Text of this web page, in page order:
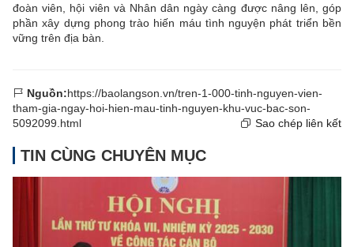
đoàn viên, hội viên và Nhân dân ngày càng được nâng lên, góp
phần xây dựng phong trào hiến máu tình nguyện phát triển bền
vững trên địa bàn.
Nguồn:https://baolangson.vn/tren-1-000-tinh-nguyen-vien-
tham-gia-ngay-hoi-hien-mau-tinh-nguyen-khu-vuc-bac-son-
5092099.html
Sao chép liên kết
TIN CÙNG CHUYÊN MỤC